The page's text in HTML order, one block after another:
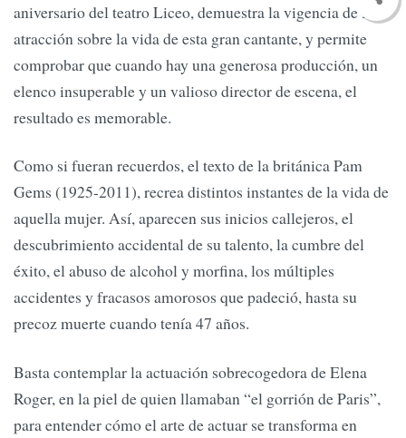
aniversario del teatro Liceo, demuestra la vigencia de la
atracción sobre la vida de esta gran cantante, y permite
comprobar que cuando hay una generosa producción, un
elenco insuperable y un valioso director de escena, el
resultado es memorable.
Como si fueran recuerdos, el texto de la británica Pam
Gems (1925-2011), recrea distintos instantes de la vida de
aquella mujer. Así, aparecen sus inicios callejeros, el
descubrimiento accidental de su talento, la cumbre del
éxito, el abuso de alcohol y morfina, los múltiples
accidentes y fracasos amorosos que padeció, hasta su
precoz muerte cuando tenía 47 años.
Basta contemplar la actuación sobrecogedora de Elena
Roger, en la piel de quien llamaban “el gorrión de Paris”,
para entender cómo el arte de actuar se transforma en